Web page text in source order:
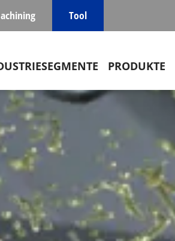
Tool
navigationPRODUKTE